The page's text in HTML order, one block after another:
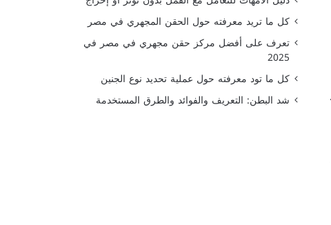
كل ما تريد معرفته حول الحقن المجهري في مصر
تعرف على أفضل مركز حقن مجهري في مصر في
2025
كل ما تود معرفته حول عملية تحديد نوع الجنين
شد البطن: التعريف والفوائد والطرق المستخدمة